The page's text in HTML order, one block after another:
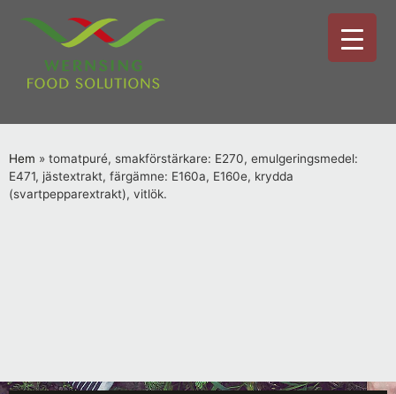
Hem » tomatpuré, smakförstärkare: E270, emulgeringsmedel:
E471, jästextrakt, färgämne: E160a, E160e, krydda
(svartpepparextrakt), vitlök.